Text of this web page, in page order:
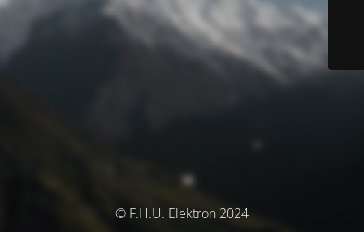
© F.H.U. Elektron 2024